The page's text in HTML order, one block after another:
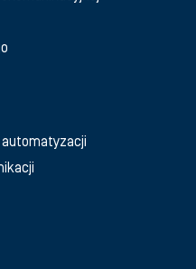
automatyzacji